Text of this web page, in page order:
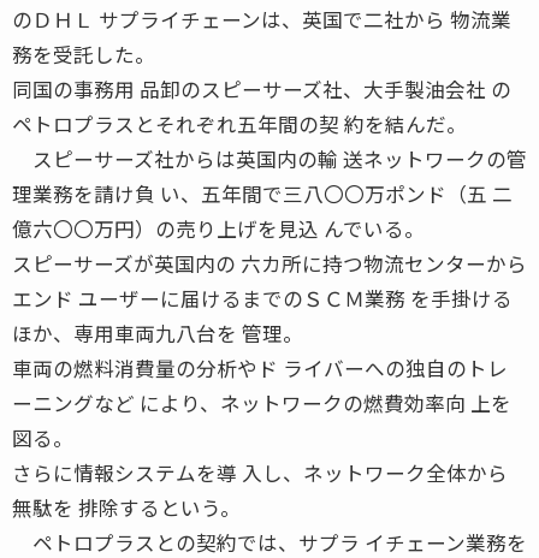
のＤＨＬ サプライチェーンは、英国で二社から 物流業
務を受託した。
同国の事務用 品卸のスピーサーズ社、大手製油会社 の
ペトロプラスとそれぞれ五年間の契 約を結んだ。
スピーサーズ社からは英国内の輸 送ネットワークの管
理業務を請け負 い、五年間で三八〇〇万ポンド（五 二
億六〇〇万円）の売り上げを見込 んでいる。
スピーサーズが英国内の 六カ所に持つ物流センターから
エンド ユーザーに届けるまでのＳＣＭ業務 を手掛ける
ほか、専用車両九八台を 管理。
車両の燃料消費量の分析やド ライバーへの独自のトレ
ーニングなど により、ネットワークの燃費効率向 上を
図る。
さらに情報システムを導 入し、ネットワーク全体から
無駄を 排除するという。
ペトロプラスとの契約では、サプラ イチェーン業務を